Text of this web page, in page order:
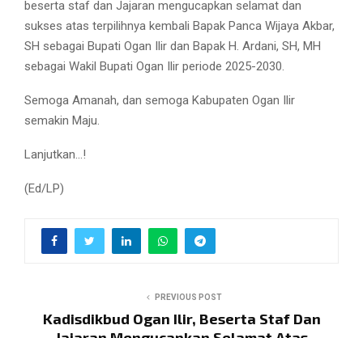
beserta staf dan Jajaran mengucapkan selamat dan
sukses atas terpilihnya kembali Bapak Panca Wijaya Akbar,
SH sebagai Bupati Ogan Ilir dan Bapak H. Ardani, SH, MH
sebagai Wakil Bupati Ogan Ilir periode 2025-2030.
Semoga Amanah, dan semoga Kabupaten Ogan Ilir
semakin Maju.
Lanjutkan…!
(Ed/LP)
PREVIOUS POST
Kadisdikbud Ogan Ilir, Beserta Staf Dan